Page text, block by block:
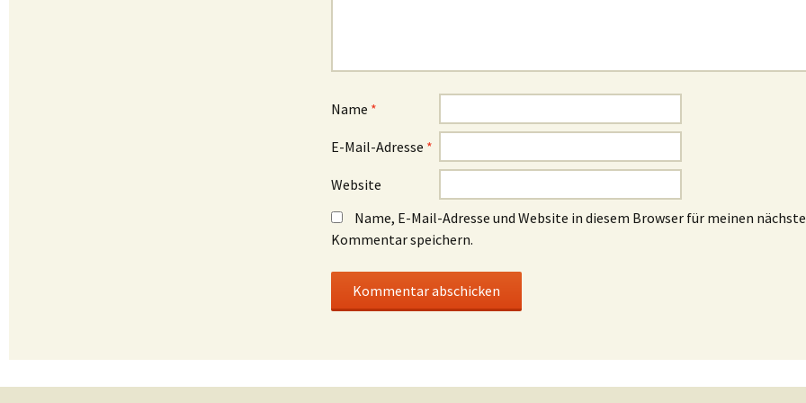
Name *
E-Mail-Adresse *
Website
Name, E-Mail-Adresse und Website in diesem Browser für meinen
Kommentar speichern.